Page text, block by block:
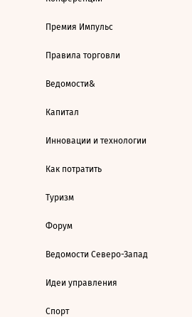
Премия Импульс
Правила торговли
Ведомости&
Капитал
Инновации и технологии
Как потратить
Туризм
Форум
Ведомости Северо-Запад
Идеи управления
Спорт